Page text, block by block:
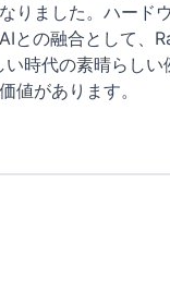
りました。ハード
との融合として、
時代の素晴らしい
値があります。